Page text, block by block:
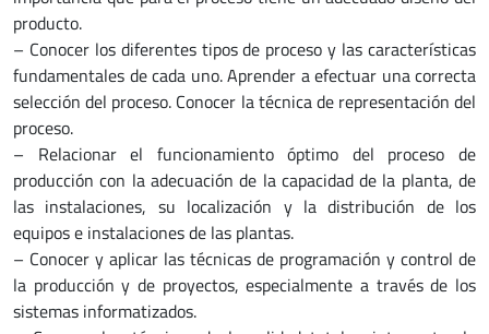
producto.
– Conocer los diferentes tipos de proceso y las características
fundamentales de cada uno. Aprender a efectuar una correcta
selección del proceso. Conocer la técnica de representación del
proceso.
– Relacionar el funcionamiento óptimo del proceso de
producción con la adecuación de la capacidad de la planta, de
las instalaciones, su localización y la distribución de los
equipos e instalaciones de las plantas.
– Conocer y aplicar las técnicas de programación y control de
la producción y de proyectos, especialmente a través de los
sistemas informatizados.